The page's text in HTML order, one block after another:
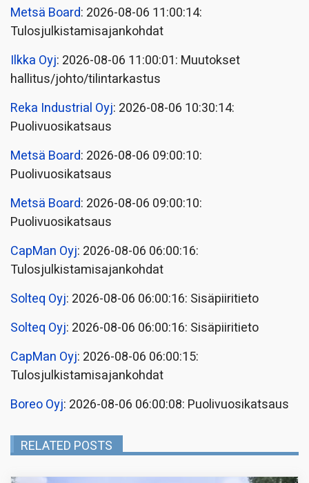
Metsä Board: 2026-08-06 11:00:14:
Tulosjulkistamisajankohdat
Ilkka Oyj: 2026-08-06 11:00:01: Muutokset
hallitus/johto/tilintarkastus
Reka Industrial Oyj: 2026-08-06 10:30:14:
Puolivuosikatsaus
Metsä Board: 2026-08-06 09:00:10:
Puolivuosikatsaus
Metsä Board: 2026-08-06 09:00:10:
Puolivuosikatsaus
CapMan Oyj: 2026-08-06 06:00:16:
Tulosjulkistamisajankohdat
Solteq Oyj: 2026-08-06 06:00:16: Sisäpiiritieto
Solteq Oyj: 2026-08-06 06:00:16: Sisäpiiritieto
CapMan Oyj: 2026-08-06 06:00:15:
Tulosjulkistamisajankohdat
Boreo Oyj: 2026-08-06 06:00:08: Puolivuosikatsaus
RELATED POSTS